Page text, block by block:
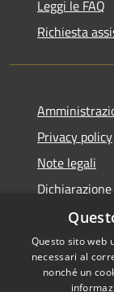
Leggi le FAQ
Richiesta
Privacy policy
Note legali
Questo sito web
necessari al
nonché un